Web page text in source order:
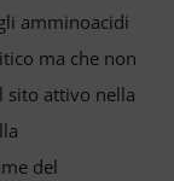
amminoacidi
ma che non
sito attivo nella
del